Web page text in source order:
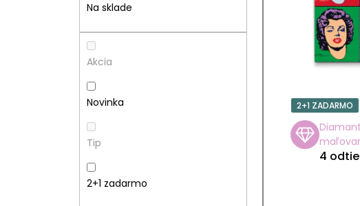
Na sklade
Akcia
Novinka
Tip
2+1 zadarmo
2+1 ZADARMO
4